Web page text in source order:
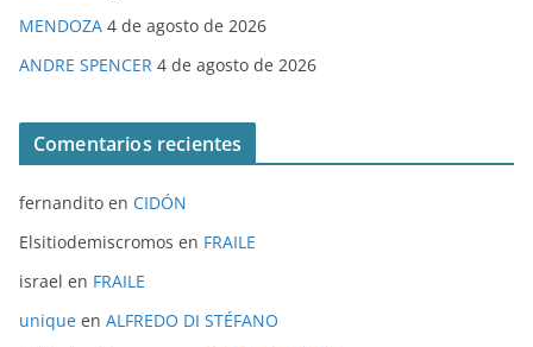
MENDOZA 4 de agosto de 2026
ANDRE SPENCER 4 de agosto de 2026
Comentarios recientes
fernandito en CIDÓN
Elsitiodemiscromos en FRAILE
israel en FRAILE
unique en ALFREDO DI STÉFANO